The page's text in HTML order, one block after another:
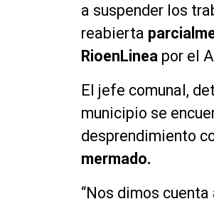
a suspender los
reabierta
RioenLinea por el
El jefe comunal,
municipio se
desprendimiento
mermado.
“Nos dimos